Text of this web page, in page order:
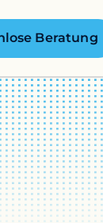
Beratung